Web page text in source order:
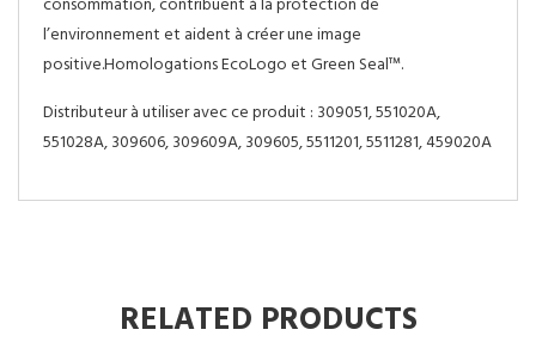
consommation, contribuent à la protection de
l’environnement et aident à créer une image
positive.Homologations EcoLogo et Green Seal™.
Distributeur à utiliser avec ce produit : 309051, 551020A,
551028A, 309606, 309609A, 309605, 5511201, 5511281, 459020A
RELATED PRODUCTS